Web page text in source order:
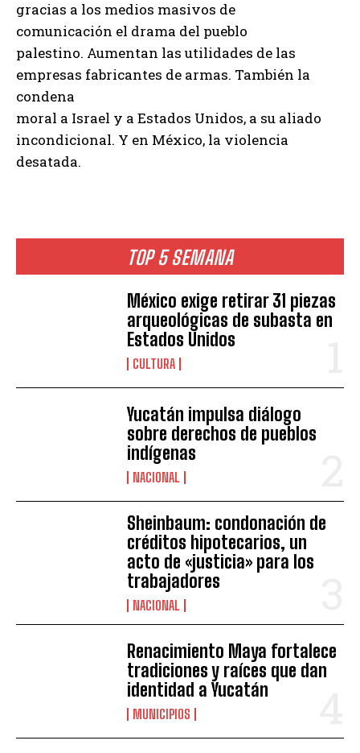
TOP 5 SEMANA
México exige retirar 31 piezas
arqueológicas de subasta en
Estados Unidos
CULTURA
Yucatán impulsa diálogo
sobre derechos de pueblos
indígenas
NACIONAL
Sheinbaum: condonación de
créditos hipotecarios, un
acto de «justicia» para los
trabajadores
NACIONAL
Renacimiento Maya fortalece
tradiciones y raíces que dan
identidad a Yucatán
MUNICIPIOS
gracias a los medios masivos de
comunicación el drama del pueblo
palestino. Aumentan las utilidades de las
empresas fabricantes de armas. También la
condena
moral a Israel y a Estados Unidos, a su aliado
incondicional. Y en México, la violencia
desatada.